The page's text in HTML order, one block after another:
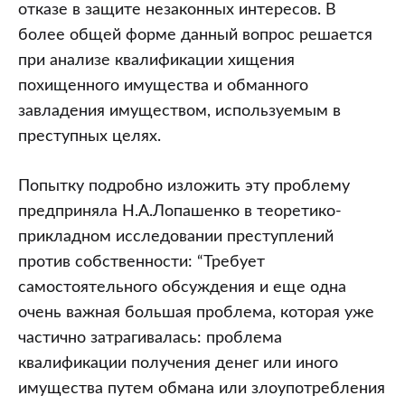
отказе в защите незаконных интересов. В
более общей форме данный вопрос решается
при анализе квалификации хищения
похищенного имущества и обманного
завладения имуществом, используемым в
преступных целях.
Попытку подробно изложить эту проблему
предприняла Н.А.Лопашенко в теоретико-
прикладном исследовании преступлений
против собственности: “Требует
самостоятельного обсуждения и еще одна
очень важная большая проблема, которая уже
частично затрагивалась: проблема
квалификации получения денег или иного
имущества путем обмана или злоупотребления